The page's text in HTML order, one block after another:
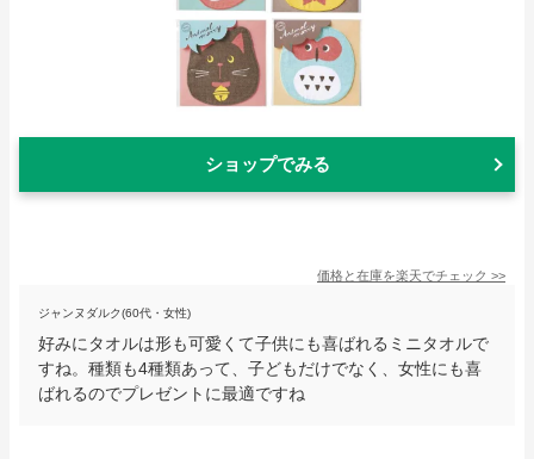
ショップでみる
価格と在庫を楽天でチェック >>
ジャンヌダルク(60代・女性)
好みにタオルは形も可愛くて子供にも喜ばれるミニタオルで
すね。種類も4種類あって、子どもだけでなく、女性にも喜
ばれるのでプレゼントに最適ですね